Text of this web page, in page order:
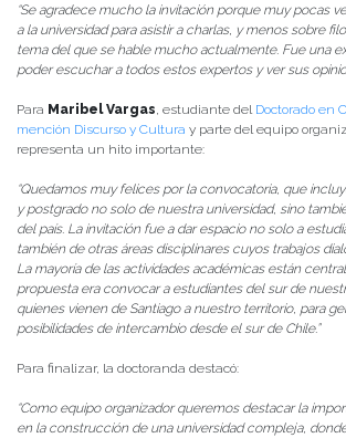
“Se agradece mucho la invitación porque muy pocas
a la universidad para asistir a charlas, y menos sobre
tema del que se hable mucho actualmente. Fue una
poder escuchar a todos estos expertos y ver sus
Para Maribel Vargas , estudiante del Doctorado en
mención Discurso y Cultura y parte del equipo
representa un hito importante:
“Quedamos muy felices por la convocatoria, que
y postgrado no solo de nuestra universidad, sino
del país. La invitación fue a dar espacio no solo a
también de otras áreas disciplinares cuyos trabajos
La mayoría de las actividades académicas están
propuesta era convocar a estudiantes del sur de
quienes vienen de Santiago a nuestro territorio, para
posibilidades de intercambio desde el sur de Chile.”
Para finalizar, la doctoranda destacó:
“Como equipo organizador queremos destacar la
en la construcción de una universidad compleja,